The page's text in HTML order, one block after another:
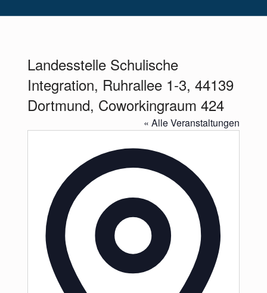
Landesstelle Schulische
Integration, Ruhrallee 1-3, 44139
Dortmund, Coworkingraum 424
« Alle Veranstaltungen